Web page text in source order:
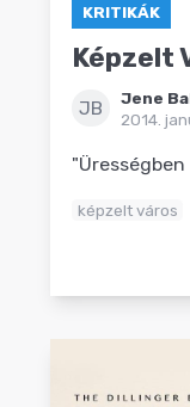
KRITIKÁK
Képzelt
JB
Jene
2014.
képzelt város